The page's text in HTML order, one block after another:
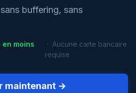
buffering, sans
moins
· Aucune carte bancaire
requise
maintenant →